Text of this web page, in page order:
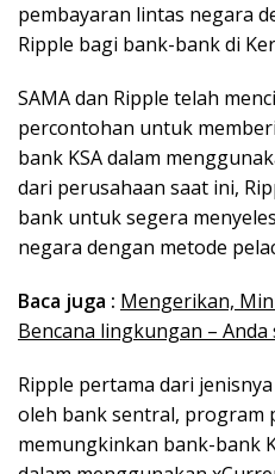
pembayaran lintas negara
Ripple bagi bank-bank di
SAMA dan Ripple telah
percontohan untuk
bank KSA dalam
dari perusahaan saat ini,
bank untuk segera
negara dengan metode
Baca juga : Mengerikan,
Bencana lingkungan – Anda
Ripple pertama dari
oleh bank sentral, program
memungkinkan bank-bank